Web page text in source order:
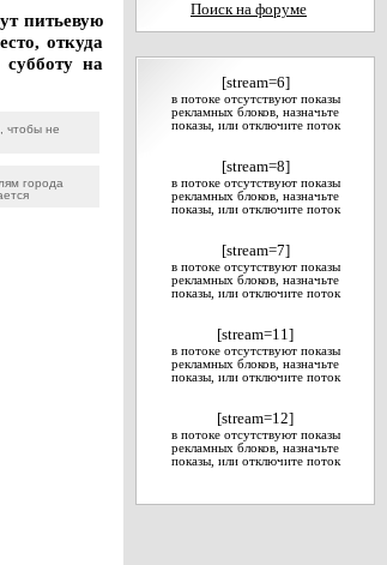
питьевую
откуда
на
чтобы не
города
Поиск на форуме
[stream=6]
в потоке отсутствуют показы
рекламных блоков, назначьте
показы, или отключите поток
[stream=8]
в потоке отсутствуют показы
рекламных блоков, назначьте
показы, или отключите поток
[stream=7]
в потоке отсутствуют показы
рекламных блоков, назначьте
показы, или отключите поток
[stream=11]
в потоке отсутствуют показы
рекламных блоков, назначьте
показы, или отключите поток
[stream=12]
в потоке отсутствуют показы
рекламных блоков, назначьте
показы, или отключите поток